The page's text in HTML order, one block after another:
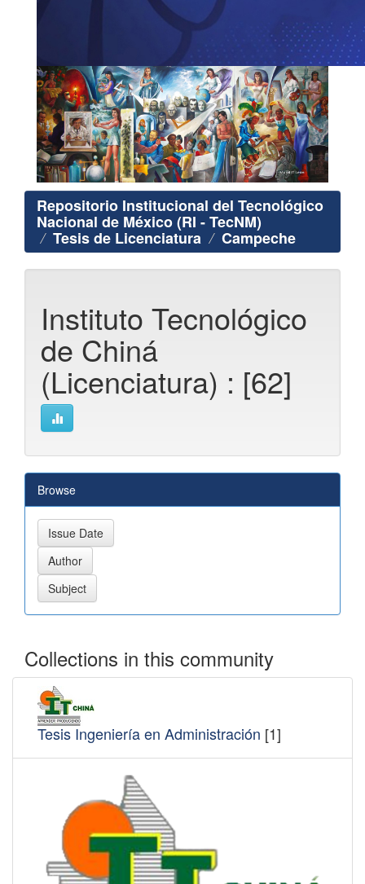
Repositorio Institucional del Tecnológico
Nacional de México (RI - TecNM)
Tesis de Licenciatura Campeche
Instituto Tecnológico
de Chiná
(Licenciatura) : [62]
Browse
Collections in this community
Tesis Ingeniería en Administración [1]